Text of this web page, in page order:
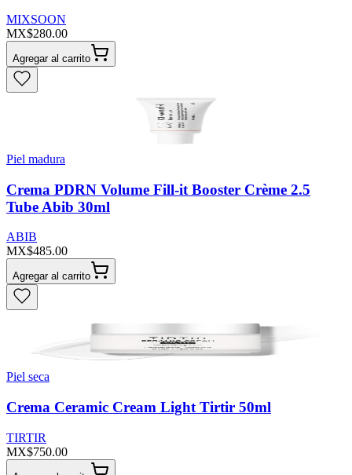
MIXSOON
MX$280.00
Agregar al carrito
Piel madura
Crema PDRN Volume Fill-it Booster Crème 2.5
Tube Abib 30ml
ABIB
MX$485.00
Agregar al carrito
Piel seca
Crema Ceramic Cream Light Tirtir 50ml
TIRTIR
MX$750.00